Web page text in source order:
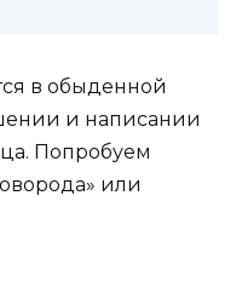
в обыденной
и написании
Попробуем
или